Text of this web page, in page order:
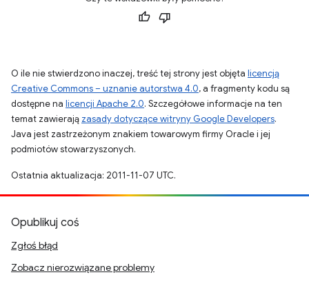
O ile nie stwierdzono inaczej, treść tej strony jest objęta licencją
Creative Commons – uznanie autorstwa 4.0, a fragmenty kodu są
dostępne na licencji Apache 2.0. Szczegółowe informacje na ten
temat zawierają zasady dotyczące witryny Google Developers.
Java jest zastrzeżonym znakiem towarowym firmy Oracle i jej
podmiotów stowarzyszonych.
Ostatnia aktualizacja: 2011-11-07 UTC.
Opublikuj coś
Zgłoś błąd
Zobacz nierozwiązane problemy